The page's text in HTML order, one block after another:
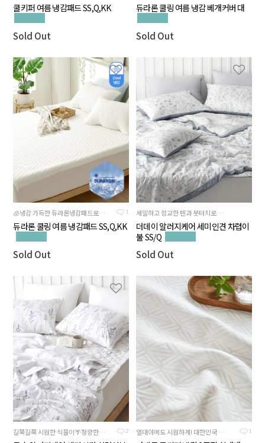
쿨키퍼 여름 냉감패드 SS,Q,KK
Sold Out
듀라론 쿨링 여름 냉감 베개커버 대
Sold Out
1
🧊냉감 가득한 듀라론냉감패드로 시원하게
듀라론 쿨링 여름 냉감패드 SS,Q,KK
Sold Out
세밀하고 정교한 펜과 붓터치로 그려낸 눈이 시원한 더데이 시리즈
더데이 알러지케어 세미인견 차렵이
불 SS/Q
Sold Out
2
길쭉길쭉 시원한 식물이🌴청량한 최신상 디자인 1
열대야에도 시원하게! 대한민국 여름밤을 위한 쿨키퍼 냉감 3중직 침대패드